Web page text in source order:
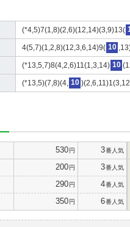
(*4,5)7(1,8)(2,6)(12,14)(3,9)13(
4(5,7)(1,2,8)(12,3,6,14)9( 10
(*13,5,7)8(4,2,6)11(1,3,14) 10
(*13,5)(7,8)(4, 10
530円 3番人気
200円 3番人気
290円 4番人気
350円 6番人気